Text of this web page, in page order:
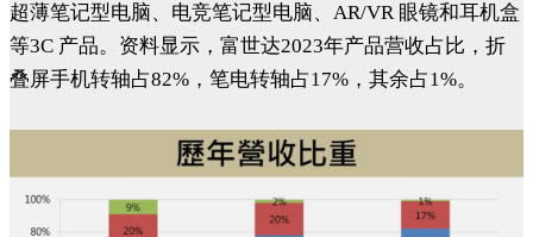
超薄笔记型电脑、电竞笔记型电脑、AR/VR 眼镜和耳机盒
等3C 产品。资料显示，富世达2023年产品营收占比，折
叠屏手机转轴占82%，笔电转轴占17%，其余占1%。